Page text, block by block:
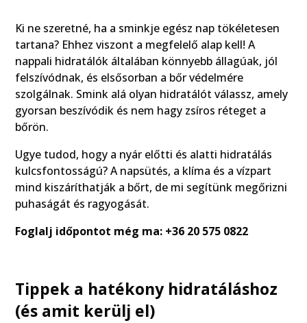
Ki ne szeretné, ha a sminkje egész nap tökéletesen
tartana? Ehhez viszont a megfelelő alap kell! A
nappali hidratálók általában könnyebb állagúak, jól
felszívódnak, és elsősorban a bőr védelmére
szolgálnak. Smink alá olyan hidratálót válassz, amely
gyorsan beszívódik és nem hagy zsíros réteget a
bőrön.
Ugye tudod, hogy a nyár előtti és alatti hidratálás
kulcsfontosságú? A napsütés, a klíma és a vízpart
mind kiszáríthatják a bőrt, de mi segítünk megőrizni
puhaságát és ragyogását.
Foglalj időpontot még ma: +36 20 575 0822
Tippek a hatékony hidratáláshoz
(és amit kerülj el)